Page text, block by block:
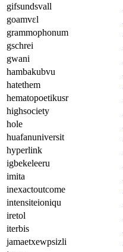
gifsundsvall
goamvɛl
grammophonum
gschrei
gwani
hambakubvu
hatethem
hematopoetikusr
highsociety
hole
huafanuniversit
hyperlink
igbekeleeru
imita
inexactoutcome
intensiteioniqu
iretol
iterbis
jamaetxewpsizli